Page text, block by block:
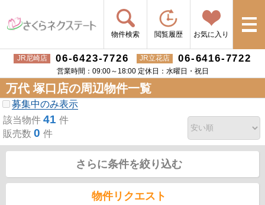
物件検索 閲覧履歴 お気に入り
JR尼崎店 06-6423-7726 JR立花店 06-6416-7722
営業時間：09:00～18:00 定休日：水曜日・祝日
万代 塚口店の周辺物件一覧
募集中のみ表示
該当物件 41 件
販売数 0 件
さらに条件を絞り込む
物件リクエスト